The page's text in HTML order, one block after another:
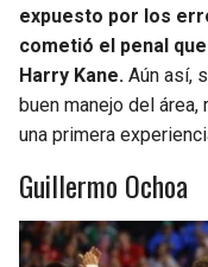
expuesto por los
cometió el penal
Harry Kane. Aún así,
buen manejo del
una primera
Guillermo Ochoa